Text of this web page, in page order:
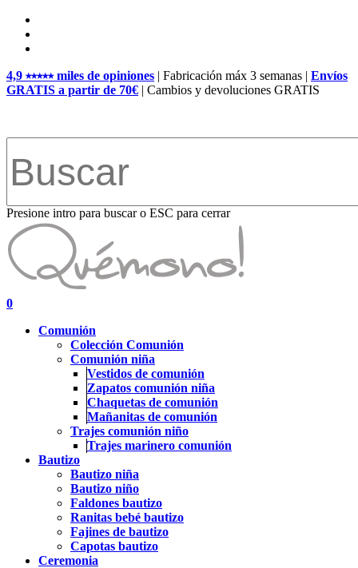
Skip
main
4,9 ⭑⭑⭑⭑⭑ miles de opiniones | Fabricación máx 3 semanas | Envíos
GRATIS a partir de 70€ | Cambios y devoluciones GRATIS
Presione intro para buscar o ESC para cerrar
Close
Search
search
account
0
Comunión
Colección Comunión
Comunión niña
Vestidos de comunión
Zapatos comunión niña
Chaquetas de comunión
Mañanitas de comunión
Trajes comunión niño
Trajes marinero comunión
Bautizo
Bautizo niña
Bautizo niño
Faldones bautizo
Ranitas bebé bautizo
Fajines de bautizo
Capotas bautizo
Ceremonia